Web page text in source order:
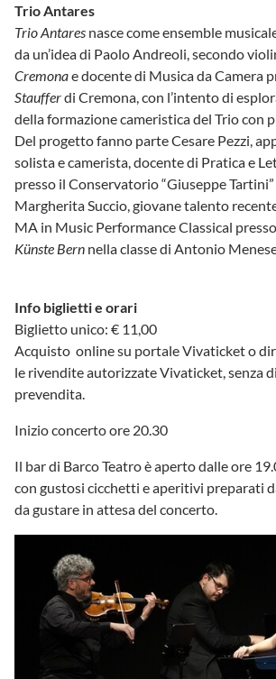
Trio Antares
Trio Antares nasce come ensemble
da un’idea di Paolo Andreoli, secondo
Cremonae docente di Musica da Camera
Staufferdi Cremona, con l’intento di
della formazione cameristica del Trio con
Del progetto fanno parte Cesare Pezzi,
solista e camerista, docente di Pratica e
presso il Conservatorio “Giuseppe
Margherita Succio, giovane talento
MA in Music Performance Classical presso
Künste Bern nella classe di Antonio
Info biglietti e orari
Biglietto unico: € 11,00
Acquisto online su portale Vivaticket o
le rivendite autorizzate Vivaticket, senza
prevendita.
Inizio concerto ore 20.30
Il bar di Barco Teatro è aperto dalle ore
con gustosi cicchetti e aperitivi preparati
da gustare in attesa del concerto.